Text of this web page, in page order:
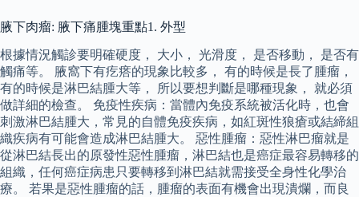
腋下肉瘤: 腋下痛腫塊重點1. 外型
根據情況觸診要明確硬度， 大小， 光滑度， 是否移動， 是否有
觸痛等。 腋窩下有疙瘩的現象比較多， 有的時候是長了腫瘤，
有的時候是淋巴結腫大等， 所以要想判斷是哪種現象， 就必須
做詳細的檢查。 免疫性疾病：當體內免疫系統被活化時，也會
刺激淋巴結腫大，常見的自體免疫疾病，如紅斑性狼瘡或結締組
織疾病有可能會造成淋巴結腫大。 惡性腫瘤：惡性淋巴瘤就是
從淋巴結長出的原發性惡性腫瘤，淋巴結也是癌症最容易轉移的
組織，任何癌症病患只要轉移到淋巴結就需接受全身性化學治
療。 若果是惡性腫瘤的話，腫瘤的表面有機會出現潰爛，而良